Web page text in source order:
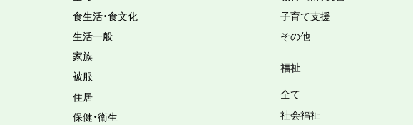
食生活・食文化
生活一般
家族
被服
住居
保健・衛生
子育て支援
その他
福祉
全て
社会福祉